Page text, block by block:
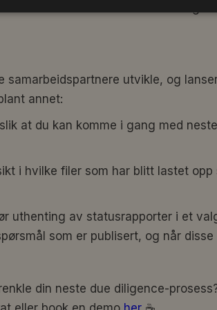
for å sikre en enda
samarbeidspartnere utvikle, og
annet:
at du kan komme i gang med
i hvilke filer som har blitt lastet
uthenting av statusrapporter i et
som er publisert, og når disse
din neste due diligence-